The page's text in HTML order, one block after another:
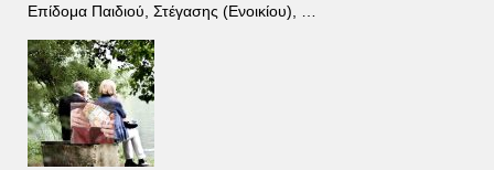
Επίδομα Παιδιού, Στέγασης (Ενοικίου), …